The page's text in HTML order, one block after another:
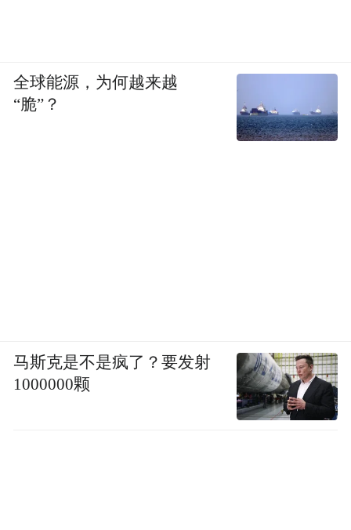
全球能源，为何越来越
“脆”？
马斯克是不是疯了？要发射
1000000颗